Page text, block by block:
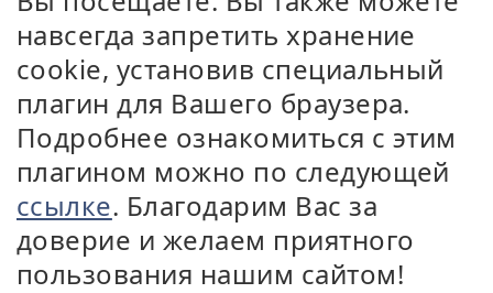
навсегда запретить хранение
cookie, установив специальный
плагин для Вашего браузера.
Подробнее ознакомиться с этим
плагином можно по следующей
ссылке. Благодарим Вас за
доверие и желаем приятного
пользования нашим сайтом!